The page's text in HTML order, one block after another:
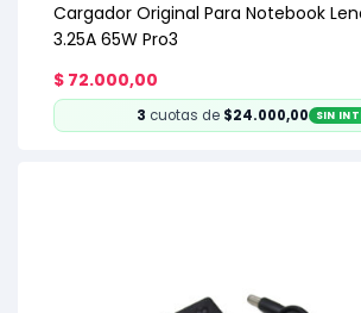
Cargador Original Para Notebook
3.25A 65W Pro3
$ 72.000,00
3 cuotas de $24.000,00 SIN